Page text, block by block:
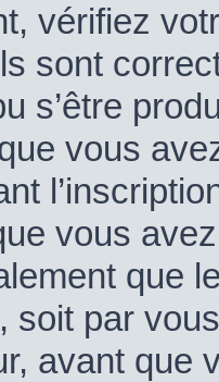
vérifiez
sont
s’être
vous
vous
que
soit par
avant que